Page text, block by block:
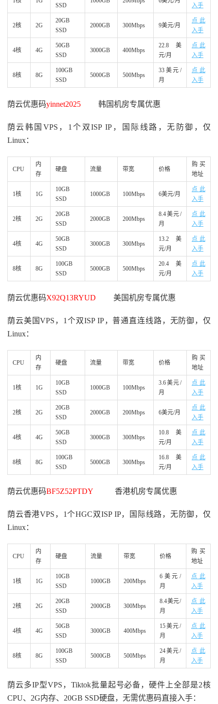
SSD 入手
2核 2G
20GB
SSD
2000GB 300Mbps 9美元/月
点此
入手
4核 4G
50GB
SSD
3000GB 400Mbps
22.8美
元/月
点此
入手
8核 8G
100GB
SSD
5000GB 500Mbps
33美元/
月
点此
入手
荫云优惠码yinnet2025 韩国机房专属优惠
荫云韩国VPS，1个双ISP IP，国际线路，无防御，仅
Linux：
CPU
内
存
硬盘 流量 带宽 价格
购买
地址
1核 1G
10GB
SSD
1000GB 100Mbps 6美元/月
点此
入手
2核 2G
20GB
SSD
2000GB 200Mbps
8.4美元/
月
点此
入手
4核 4G
50GB
SSD
3000GB 300Mbps
13.2美
元/月
点此
入手
8核 8G
100GB
SSD
5000GB 500Mbps
20.4美
元/月
点此
入手
荫云优惠码X92Q13RYUD 美国机房专属优惠
荫云美国VPS，1个双ISP IP，普通直连线路，无防御，仅
Linux：
CPU
内
存
硬盘 流量 带宽 价格
购买
地址
1核 1G
10GB
SSD
1000GB 100Mbps
3.6美元/
月
点此
入手
2核 2G
20GB
SSD
2000GB 200Mbps 6美元/月
点此
入手
4核 4G
50GB
SSD
3000GB 300Mbps
10.8美
元/月
点此
入手
8核 8G
100GB
SSD
5000GB 300Mbps
16.8美
元/月
点此
入手
荫云优惠码BF5Z52PTDY 香港机房专属优惠
荫云香港VPS，1个HGC双ISP IP，国际线路，无防御，仅
Linux：
CPU
内
存
硬盘 流量 带宽 价格
购买
地址
1核 1G
10GB
SSD
1000GB 200Mbps
6美元/
月
点此
入手
2核 2G
20GB
SSD
2000GB 300Mbps
8.4美元/
月
点此
入手
4核 4G
50GB
SSD
3000GB 400Mbps
15美元/
月
点此
入手
8核 8G
100GB
SSD
5000GB 500Mbps
24美元/
月
点此
入手
荫云多IP型VPS，Tiktok批量起号必备，硬件上全部是2核
CPU、2G内存、20GB SSD硬盘，无需优惠码直接入手：